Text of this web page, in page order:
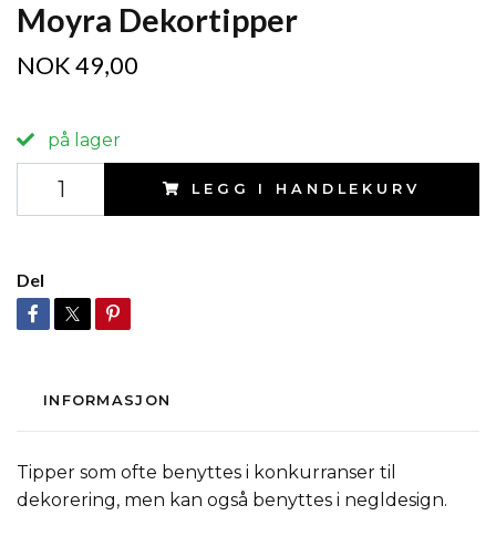
Moyra Dekortipper
NOK 49,00
på lager
LEGG I HANDLEKURV
Del
INFORMASJON
Tipper som ofte benyttes i konkurranser til
dekorering, men kan også benyttes i negldesign.